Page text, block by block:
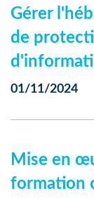
Gérer
de
01/11/2024
Mise en
formation